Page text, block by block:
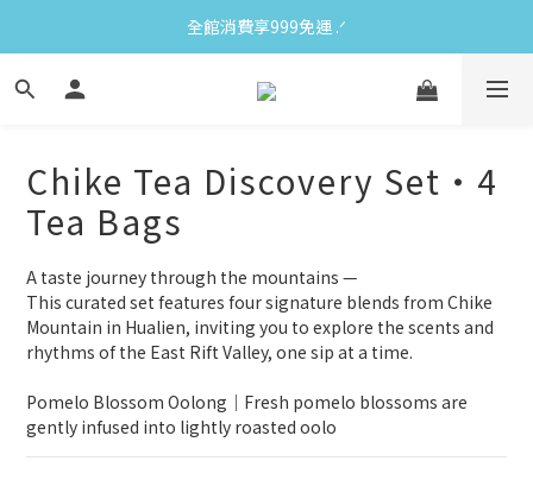
全館消費享999免運 ‪‪.ᐟ
Chike Tea Discovery Set・4
Tea Bags
A taste journey through the mountains —
This curated set features four signature blends from Chike
Mountain in Hualien, inviting you to explore the scents and
rhythms of the East Rift Valley, one sip at a time.
Pomelo Blossom Oolong｜Fresh pomelo blossoms are
gently infused into lightly roasted oolo